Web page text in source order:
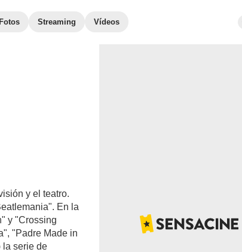
Fotos Streaming Vídeos
y el teatro.
En la
y "Crossing
"Padre Made in
la serie de